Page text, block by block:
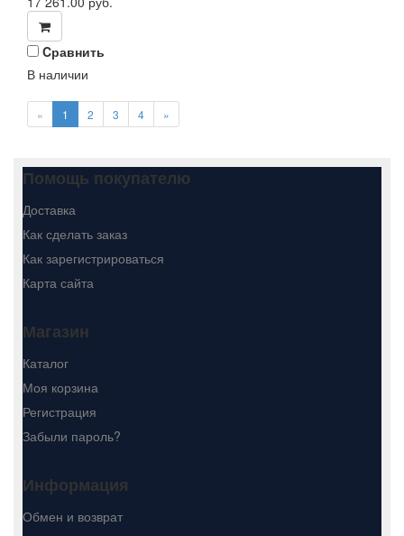
Cравнить
В наличии
« 1 2 3 4 »
Помощь покупателю
Доставка
Как сделать заказ
Как зарегистрироваться
Карта сайта
Магазин
Каталог
Моя корзина
Регистрация
Забыли пароль?
Информация
Обмен и возврат